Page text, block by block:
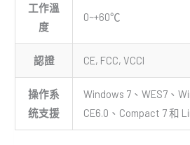
工作溫
度
0~+60℃
認證 CE, FCC, VCCI
操作系
统支援
Windows 7、WES7、
CE6.0、Compact 7 和